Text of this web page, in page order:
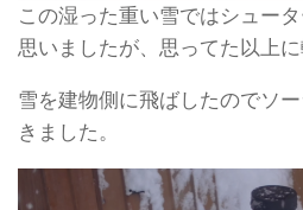
この湿った重い雪ではシュー
思いましたが、思ってた以上
雪を建物側に飛ばしたのでソ
きました。